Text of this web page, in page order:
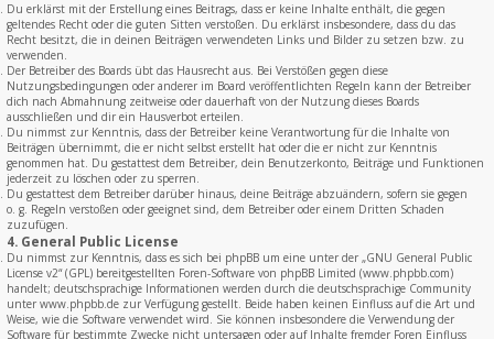
Du erklärst mit der Erstellung eines Beitrags, dass er keine Inhalte enthält, die gegen
geltendes Recht oder die guten Sitten verstoßen. Du erklärst insbesondere, dass du das
Recht besitzt, die in deinen Beiträgen verwendeten Links und Bilder zu setzen bzw. zu
verwenden.
Der Betreiber des Boards übt das Hausrecht aus. Bei Verstößen gegen diese
Nutzungsbedingungen oder anderer im Board veröffentlichten Regeln kann der Betreiber
dich nach Abmahnung zeitweise oder dauerhaft von der Nutzung dieses Boards
ausschließen und dir ein Hausverbot erteilen.
Du nimmst zur Kenntnis, dass der Betreiber keine Verantwortung für die Inhalte von
Beiträgen übernimmt, die er nicht selbst erstellt hat oder die er nicht zur Kenntnis
genommen hat. Du gestattest dem Betreiber, dein Benutzerkonto, Beiträge und Funktionen
jederzeit zu löschen oder zu sperren.
Du gestattest dem Betreiber darüber hinaus, deine Beiträge abzuändern, sofern sie gegen
o. g. Regeln verstoßen oder geeignet sind, dem Betreiber oder einem Dritten Schaden
zuzufügen.
4. General Public License
Du nimmst zur Kenntnis, dass es sich bei phpBB um eine unter der „GNU General Public
License v2“ (GPL) bereitgestellten Foren-Software von phpBB Limited (www.phpbb.com)
handelt; deutschsprachige Informationen werden durch die deutschsprachige Community
unter www.phpbb.de zur Verfügung gestellt. Beide haben keinen Einfluss auf die Art und
Weise, wie die Software verwendet wird. Sie können insbesondere die Verwendung der
Software für bestimmte Zwecke nicht untersagen oder auf Inhalte fremder Foren Einfluss